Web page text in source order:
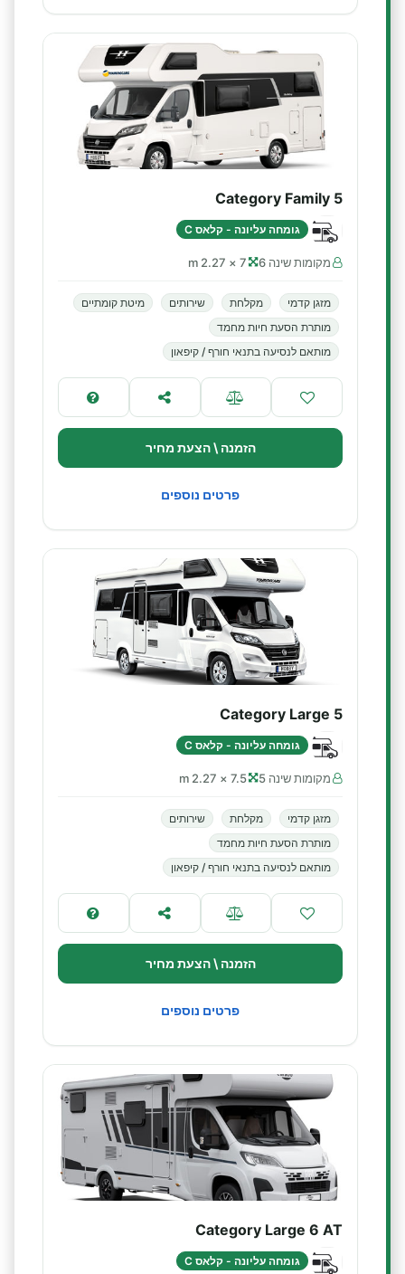
Category Family 5
גומחה עליונה - קלאס C
מקומות שינה 6 7 × 2.27 m
מזגן קדמי מקלחת שירותים
מיטת קומתיים
מותרת הסעת חיות מחמד
מותאם לנסיעה בתנאי חורף / קיפאון
הזמנה \ הצעת מחיר
פרטים נוספים
Category Large 5
גומחה עליונה - קלאס C
מקומות שינה 5 7.5 × 2.27 m
מזגן קדמי מקלחת
שירותים
מותרת הסעת חיות מחמד
מותאם לנסיעה בתנאי חורף / קיפאון
הזמנה \ הצעת מחיר
פרטים נוספים
Category Large 6 AT
גומחה עליונה - קלאס C